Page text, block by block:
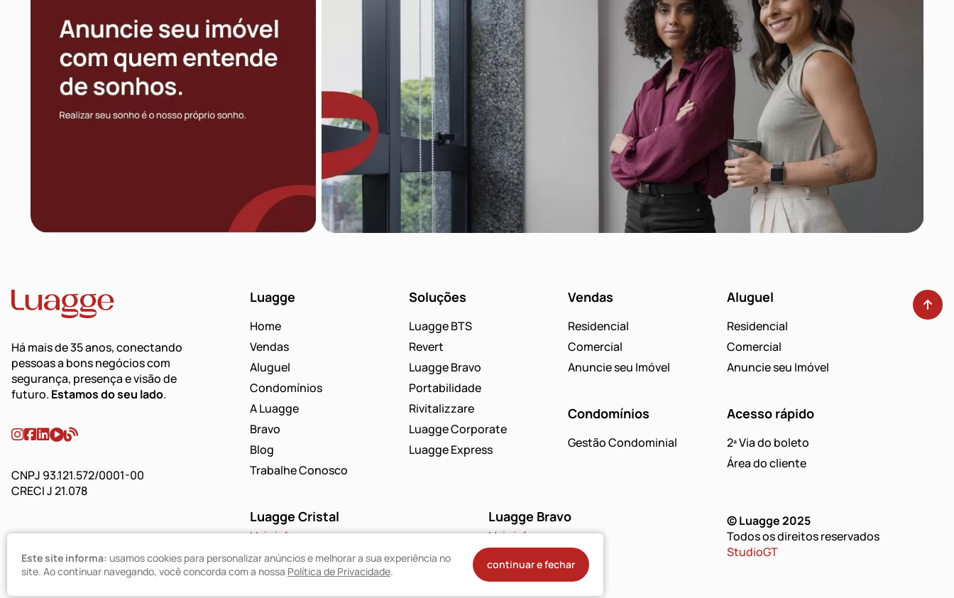
Há mais de 35 anos, conectando
pessoas a bons negócios com
segurança, presença e visão de
futuro. Estamos do seu lado.
CNPJ 93.121.572/0001-00
CRECI J 21.078
Luagge
Home
Vendas
Aluguel
Condomínios
A Luagge
Bravo
Blog
Trabalhe Conosco
Soluções
Luagge BTS
Revert
Luagge Bravo
Portabilidade
Rivitalizzare
Luagge Corporate
Luagge Express
Vendas
Residencial
Comercial
Anuncie seu Imóvel
Condomínios
Gestão Condominial
Aluguel
Residencial
Comercial
Anuncie seu Imóvel
Acesso rápido
2ª Via do boleto
Área do cliente
Política de Privacidade
Luagge Cristal
Mais infos
(51) 3268-1888
Luagge Bravo
Mais infos
© Luagge 2025
Todos os direitos reservados
StudioGT
Este site informa: usamos cookies para personalizar anúncios e melhorar a sua experiência no
site. Ao continuar navegando, você concorda com a nossa Política de Privacidade.
continuar e fechar